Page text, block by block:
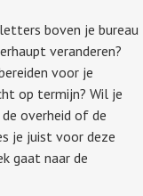
boven je bureau
veranderen?
voor je
op termijn? Wil je
overheid of de
je juist voor deze
gaat naar de